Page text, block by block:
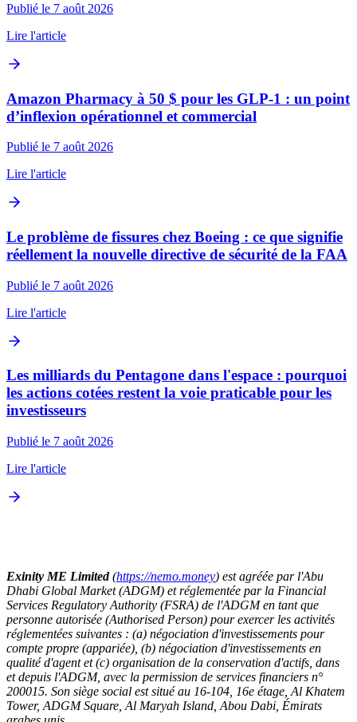
Publié le 7 août 2026
Lire l'article
Amazon Pharmacy à 50 $ pour les GLP‑1 : un point
d’inflexion opérationnel et commercial
Publié le 7 août 2026
Lire l'article
Le problème de fissures chez Boeing : ce que signifie
réellement la nouvelle directive de sécurité de la FAA
Publié le 7 août 2026
Lire l'article
Les milliards du Pentagone dans l'espace : pourquoi
les actions cotées restent la voie praticable pour les
investisseurs
Publié le 7 août 2026
Lire l'article
Exinity ME Limited(https://nemo.money) est agréée par l'Abu
Dhabi Global Market (ADGM) et réglementée par la Financial
Services Regulatory Authority (FSRA) de l'ADGM en tant que
personne autorisée (Authorised Person) pour exercer les activités
réglementées suivantes : (a) négociation d'investissements pour
compte propre (appariée), (b) négociation d'investissements en
qualité d'agent et (c) organisation de la conservation d'actifs, dans
et depuis l'ADGM, avec la permission de services financiers n°
200015. Son siège social est situé au 16-104, 16e étage, Al Khatem
Tower, ADGM Square, Al Maryah Island, Abou Dabi, Émirats